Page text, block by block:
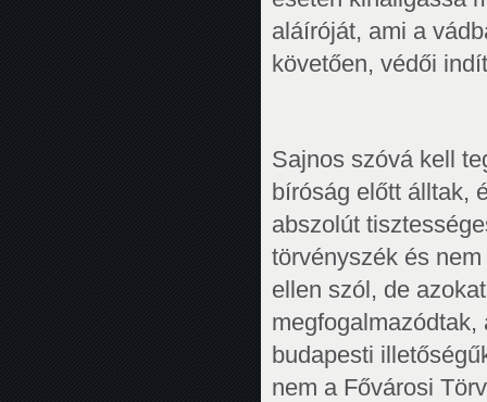
aláíróját, ami a
követően, védői
Sajnos szóvá kell
bíróság előtt álltak,
abszolút
törvényszék és
ellen szól, de
megfogalmazódtak,
budapesti
nem a Fővárosi